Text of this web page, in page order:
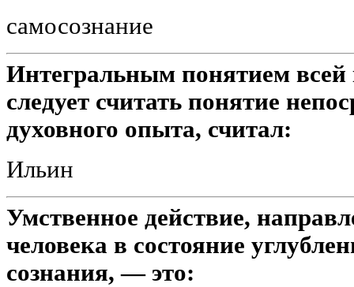
самосознание
Интегральным понятием
следует считать понятие
духовного опыта, считал:
Ильин
Умственное действие,
человека в состояние
сознания, — это: